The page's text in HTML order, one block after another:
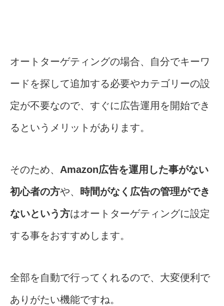
オートターゲティングの場合、自分でキーワ
ードを探して追加する必要やカテゴリーの設
定が不要なので、すぐに広告運用を開始でき
るというメリットがあります。
そのため、 Amazon広告を運用した事がない
初心者の方や、
時間がなく広告の管理ができ
ないという方はオートターゲティングに設定
する事をおすすめします。
全部を自動で行ってくれるので、大変便利で
ありがたい機能ですね。